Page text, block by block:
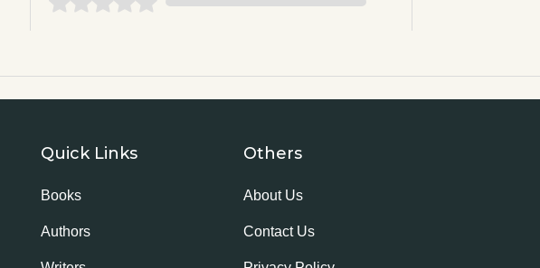
Quick Links
Books
Authors
Others
About Us
Contact Us